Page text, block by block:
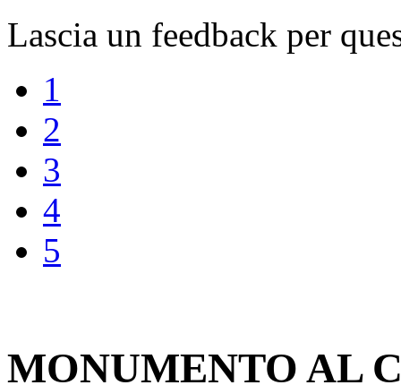
Lascia un feedback per
1
2
3
4
5
MONUMENTO AL